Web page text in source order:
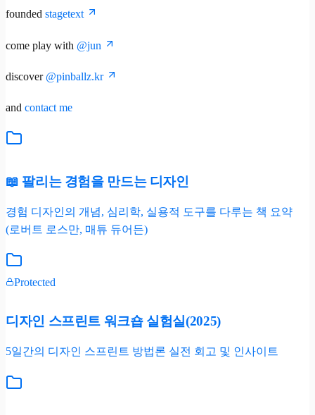
founded stagetext
come play with @jun
discover @pinballz.kr
and contact me
📖 팔리는 경험을 만드는 디자인
경험 디자인의 개념, 심리학, 실용적 도구를 다루는 책 요약
(로버트 로스만, 매튜 듀어든)
Protected
디자인 스프린트 워크숍 실험실(2025)
5일간의 디자인 스프린트 방법론 실전 회고 및 인사이트